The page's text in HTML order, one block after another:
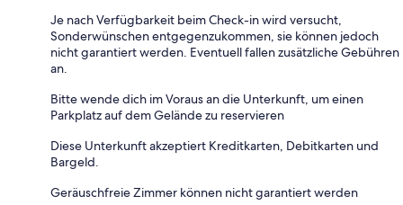
Je nach Verfügbarkeit beim Check-in wird versucht,
Sonderwünschen entgegenzukommen, sie können jedoch
nicht garantiert werden. Eventuell fallen zusätzliche Gebühren
an.
Bitte wende dich im Voraus an die Unterkunft, um einen
Parkplatz auf dem Gelände zu reservieren
Diese Unterkunft akzeptiert Kreditkarten, Debitkarten und
Bargeld.
Geräuschfreie Zimmer können nicht garantiert werden